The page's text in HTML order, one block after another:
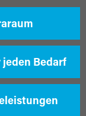
jeden Bedarf